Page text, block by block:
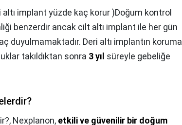
altı implant yüzde kaç korur )Doğum kontrol
benzerdir ancak cilt altı implant ile her gün
duyulmamaktadır. Deri altı implantın koruma
takıldıktan sonra 3 yıl süreyle gebeliğe
Nexplanon, etkili ve güvenilir bir doğum